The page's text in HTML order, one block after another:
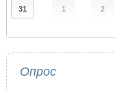
31 1 2
Опрос